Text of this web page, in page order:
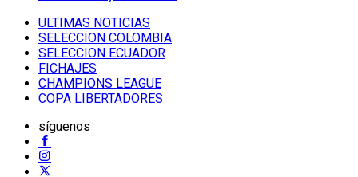
ULTIMAS NOTICIAS
SELECCION COLOMBIA
SELECCION ECUADOR
FICHAJES
CHAMPIONS LEAGUE
COPA LIBERTADORES
síguenos